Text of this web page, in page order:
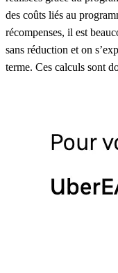
des coûts liés au
récompenses, il est
sans réduction et on
terme. Ces calculs sont